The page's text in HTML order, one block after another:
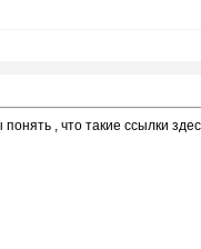
, что такие ссылки